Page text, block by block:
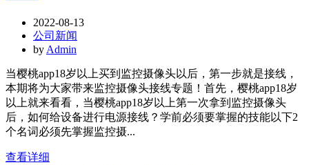
2022-08-13
公司新闻
by Admin
当樱桃app18岁以上买到监控摄像头以后，第一步就是接线，
本期将为大家带来监控摄像头接线专题！首先，樱桃app18岁
以上就来看看，当樱桃app18岁以上第一次拿到监控摄像头
后，如何给设备进行电源接线？学前必须要掌握的技能以下2
个名词必须先掌握监控摄...
查看详细